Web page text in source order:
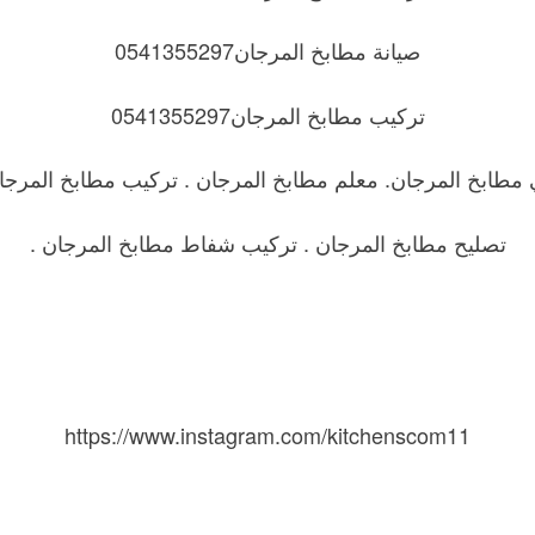
صيانة مطابخ المرجان0541355297
تركيب مطابخ المرجان0541355297
مطابخ المرجان. معلم مطابخ المرجان . تركيب مطابخ
تصليح مطابخ المرجان . تركيب شفاط مطابخ المرجان .
https://www.instagram.com/kitchenscom11